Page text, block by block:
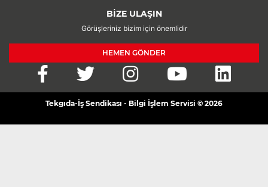
BİZE ULAŞIN
Görüşleriniz bizim için önemlidir
HEMEN GÖNDER
Tekgıda-İş Sendikası - Bilgi İşlem Servisi © 2026